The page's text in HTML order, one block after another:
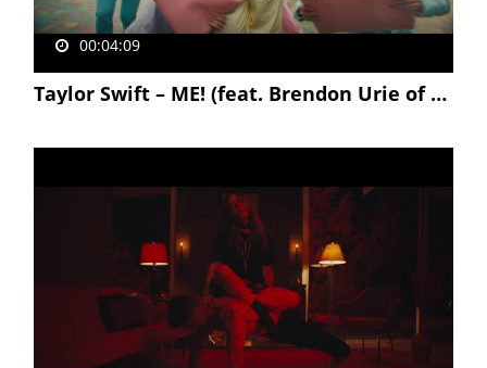
00:04:09
Taylor Swift – ME! (feat. Brendon Urie of Panic! At The Disco)